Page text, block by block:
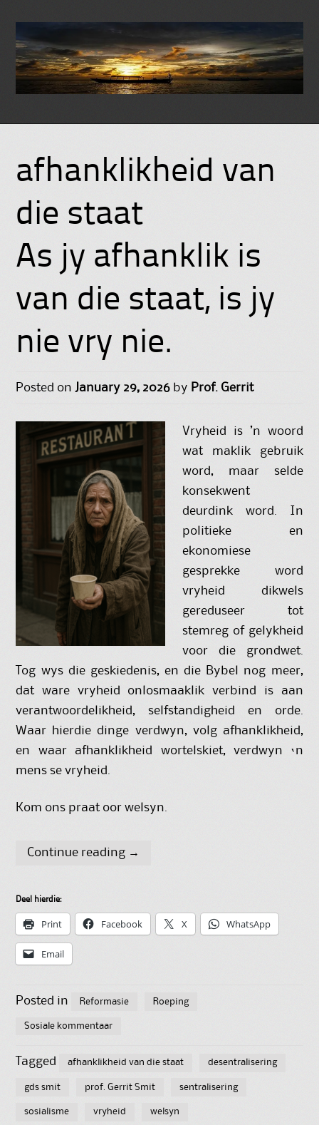
contentafhanklikheid van
die staat
As jy afhanklik is
van die staat, is jy
nie vry nie.
Posted on January 29, 2026 by Prof. Gerrit
Vryheid is ’n woord
wat maklik gebruik
word, maar selde
konsekwent
deurdink word. In
politieke en
ekonomiese
gesprekke word
vryheid dikwels
gereduseer tot
stemreg of gelykheid
voor die grondwet.
Tog wys die geskiedenis, en die Bybel nog meer,
dat ware vryheid onlosmaaklik verbind is aan
verantwoordelikheid, selfstandigheid en orde.
Waar hierdie dinge verdwyn, volg afhanklikheid,
en waar afhanklikheid wortelskiet, verdwyn ‘n
mens se vryheid.
Kom ons praat oor welsyn.
Continue reading →
Deel hierdie:
Print Facebook X WhatsApp
Email
Posted in Reformasie Roeping
Sosiale kommentaar
Tagged afhanklikheid van die staat desentralisering
gds smit prof. Gerrit Smit sentralisering
sosialisme vryheid welsyn